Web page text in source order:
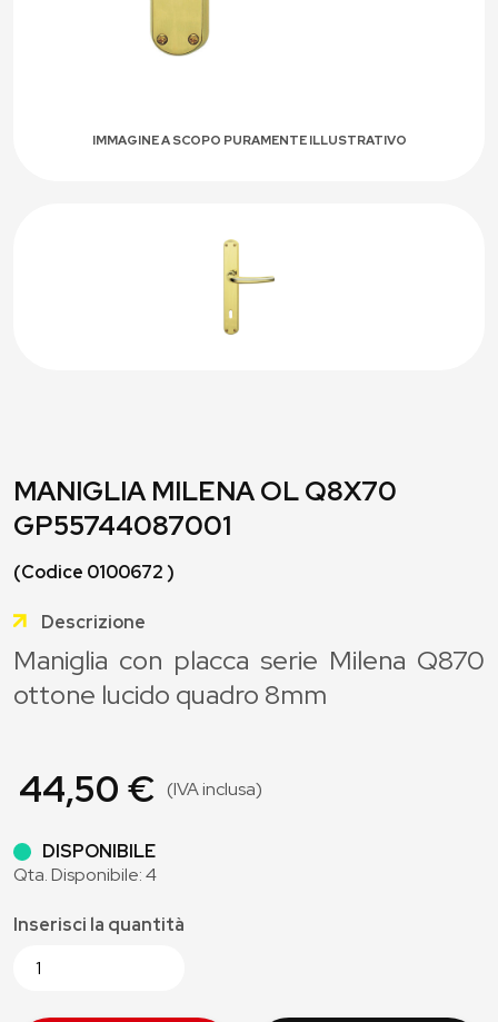
IMMAGINE A SCOPO PURAMENTE ILLUSTRATIVO
MANIGLIA MILENA OL Q8X70
GP55744087001
(Codice 0100672 )
Descrizione
Maniglia con placca serie Milena Q870
ottone lucido quadro 8mm
44,50 € (IVA inclusa)
DISPONIBILE
Qta. Disponibile: 4
Inserisci la quantità